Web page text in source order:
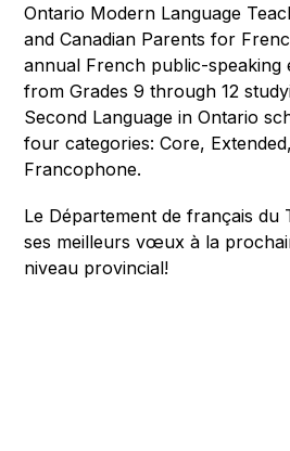
Ontario Modern Language
and Canadian Parents for
annual French public-speaking
from Grades 9 through 12
Second Language in Ontario
four categories: Core,
Francophone.
Le Département de français du
ses meilleurs vœux à la
niveau provincial!